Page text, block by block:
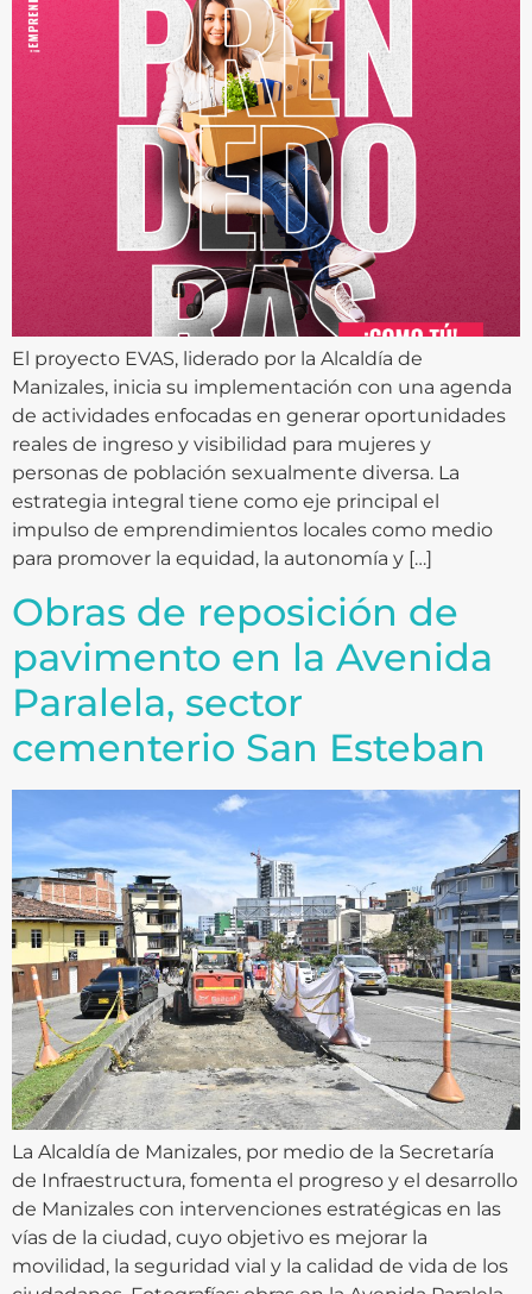
El proyecto EVAS, liderado por la Alcaldía de
Manizales, inicia su implementación con una agenda
de actividades enfocadas en generar oportunidades
reales de ingreso y visibilidad para mujeres y
personas de población sexualmente diversa. La
estrategia integral tiene como eje principal el
impulso de emprendimientos locales como medio
para promover la equidad, la autonomía y […]
Obras de reposición de
pavimento en la Avenida
Paralela, sector
cementerio San Esteban
La Alcaldía de Manizales, por medio de la Secretaría
de Infraestructura, fomenta el progreso y el desarrollo
de Manizales con intervenciones estratégicas en las
vías de la ciudad, cuyo objetivo es mejorar la
movilidad, la seguridad vial y la calidad de vida de los